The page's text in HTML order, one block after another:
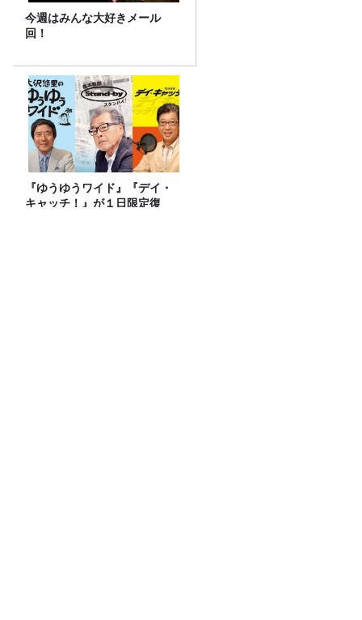
今週はみんな大好きメール
回！
『ゆうゆうワイド』『デイ・
キャッチ！』が１日限定復